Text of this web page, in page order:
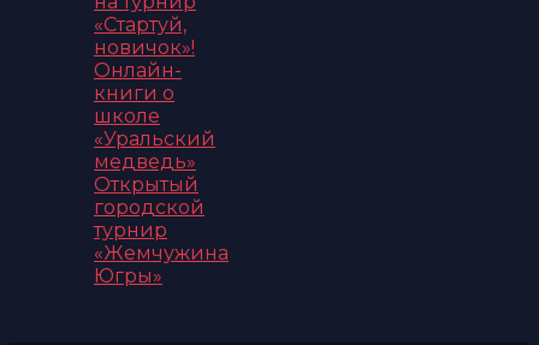
«Стартуй,
новичок»!
Онлайн-
книги о
школе
«Уральский
медведь»
Открытый
городской
турнир
«Жемчужина
Югры»